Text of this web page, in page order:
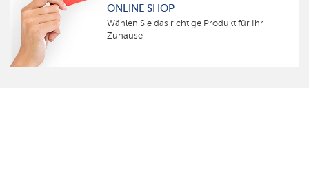
ONLINE SHOP
Wählen Sie das richtige Produkt für Ihr
Zuhause